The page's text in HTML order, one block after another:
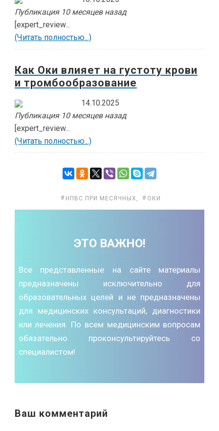
Публикация 10 месяцев назад
[expert_review...
(Читать полностью...)
Как Оки влияет на густоту крови
и тромбообразование
14.10.2025
Публикация 10 месяцев назад
[expert_review...
(Читать полностью...)
НПВС ПРИ МЕСЯЧНЫХ , ОКИ
ЭТО ВАЖНО!
Все представленные на сайте материалы
предназначены исключительно для
образовательных целей и не предназначены
для медицинских консультаций, диагностики
или лечения. По всем медицинским вопросам
обязательно проконсультируйтесь со
специалистом!
Ваш комментарий